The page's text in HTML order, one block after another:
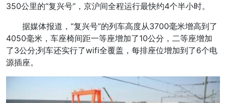
350公里的“复兴号”，京沪间全程运行最快约4个半小时。
据媒体报道，“复兴号”的列车高度从3700毫米增高到了
4050毫米，车座椅间距一等座增加了10公分，二等座增加
了3公分;列车还实行了wifi全覆盖，每排座位增加到了6个电
源插座。